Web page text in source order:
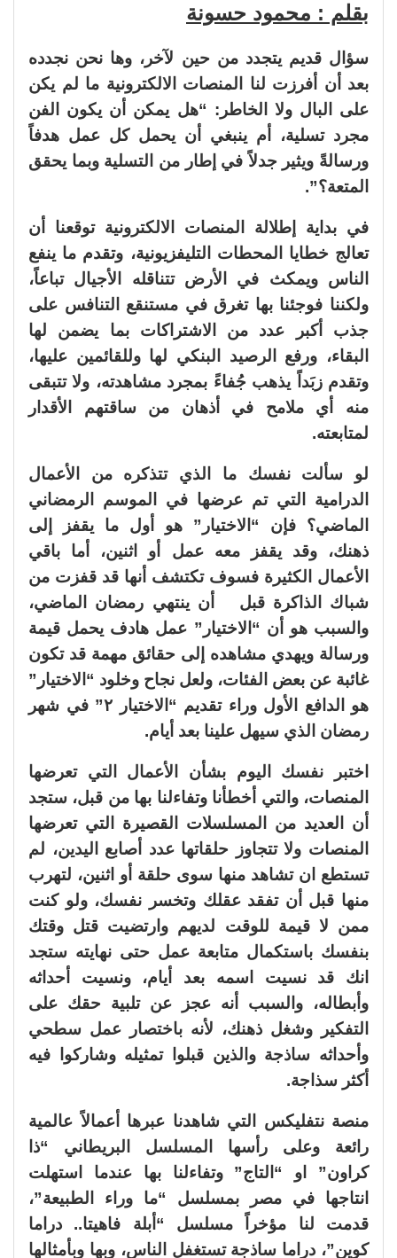
بقلم : محمود حسونة
سؤال قديم يتجدد من حين لآخر، وها نحن نجدده
بعد أن أفرزت لنا المنصات الالكترونية ما لم يكن
على البال ولا الخاطر: “هل يمكن أن يكون الفن
مجرد تسلية، أم ينبغي أن يحمل كل عمل هدفاً
ورسالةً ويثير جدلاً في إطار من التسلية وبما يحقق
المتعة؟”.
في بداية إطلالة المنصات الالكترونية توقعنا أن
تعالج خطايا المحطات التليفزيونية، وتقدم ما ينفع
الناس ويمكث في الأرض تتناقله الأجيال تباعاً،
ولكننا فوجئنا بها تغرق في مستنقع التنافس على
جذب أكبر عدد من الاشتراكات بما يضمن لها
البقاء، ورفع الرصيد البنكي لها وللقائمين عليها،
وتقدم زبَداً يذهب جُفاءً بمجرد مشاهدته، ولا تتبقى
منه أي ملامح في أذهان من ساقتهم الأقدار
لمتابعته.
لو سألت نفسك ما الذي تتذكره من الأعمال
الدرامية التي تم عرضها في الموسم الرمضاني
الماضي؟ فإن “الاختيار” هو أول ما يقفز إلى
ذهنك، وقد يقفز معه عمل أو اثنين، أما باقي
الأعمال الكثيرة فسوف تكتشف أنها قد قفزت من
شباك الذاكرة قبل أن ينتهي رمضان الماضي،
والسبب هو أن “الاختيار” عمل هادف يحمل قيمة
ورسالة ويهدي مشاهده إلى حقائق مهمة قد تكون
غائبة عن بعض الفئات، ولعل نجاح وخلود “الاختيار”
هو الدافع الأول وراء تقديم “الاختيار ٢” في شهر
رمضان الذي سيهل علينا بعد أيام.
اختبر نفسك اليوم بشأن الأعمال التي تعرضها
المنصات، والتي أخطأنا وتفاءلنا بها من قبل، ستجد
أن العديد من المسلسلات القصيرة التي تعرضها
المنصات ولا تتجاوز حلقاتها عدد أصابع اليدين، لم
تستطع ان تشاهد منها سوى حلقة أو اثنين، لتهرب
منها قبل أن تفقد عقلك وتخسر نفسك، ولو كنت
ممن لا قيمة للوقت لديهم وارتضيت قتل وقتك
بنفسك باستكمال متابعة عمل حتى نهايته ستجد
انك قد نسيت اسمه بعد أيام، ونسيت أحداثه
وأبطاله، والسبب أنه عجز عن تلبية حقك على
التفكير وشغل ذهنك، لأنه باختصار عمل سطحي
وأحداثه ساذجة والذين قبلوا تمثيله وشاركوا فيه
أكثر سذاجة.
منصة نتفليكس التي شاهدنا عبرها أعمالاً عالمية
رائعة وعلى رأسها المسلسل البريطاني “ذا
كراون” او “التاج” وتفاءلنا بها عندما استهلت
انتاجها في مصر بمسلسل “ما وراء الطبيعة”،
قدمت لنا مؤخراً مسلسل “أبلة فاهيتا.. دراما
كوين”، دراما ساذجة تستغفل الناس، وبها وبأمثالها